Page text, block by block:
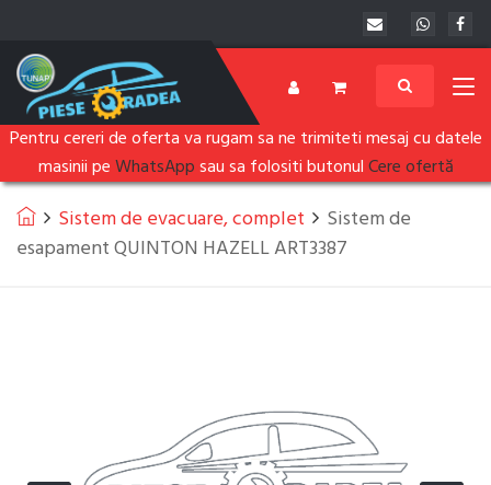
Pentru cereri de oferta va rugam sa ne trimiteti mesaj cu datele
masinii peWhatsAppsau sa folositi butonulCere ofertă
Sistem de evacuare, complet
Sistem de
esapament QUINTON HAZELL ART3387